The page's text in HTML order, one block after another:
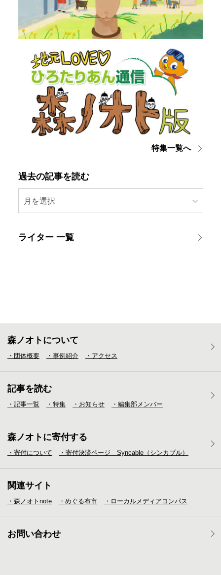
特集一覧へ
過去の記事を読む
月を選択
ライター 一覧
森ノオトについて
・団体概要 ・事例紹介 ・アクセス
記事を読む
・記事一覧 ・特集 ・お知らせ ・編集部メンバー
森ノオトに寄付する
・寄付について ・寄付決済ページ Syncable（シンカブル）
関連サイト
・森ノオトnote ・めぐる布市 ・ローカルメディア コンパス
お問い合わせ